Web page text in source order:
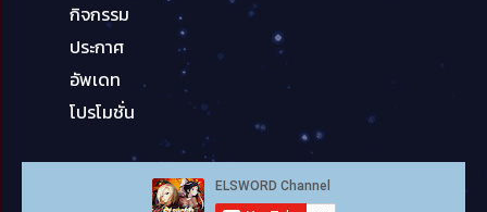
กิจกรรม
ประกาศ
อัพเดท
โปรโมชั่น